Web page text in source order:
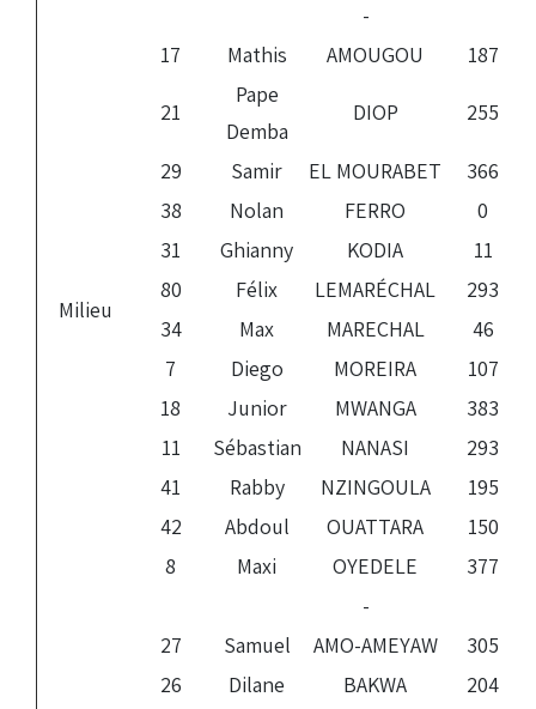
-
Milieu
17 Mathis AMOUGOU 187
21
Pape
Demba
DIOP 255
29 Samir EL MOURABET
366
38
Nolan FERRO
0
31
Ghianny KODIA
11
80
Félix LEMARÉCHAL
293
34
Max MARECHAL
46
7
Diego MOREIRA
107
18
Junior MWANGA
383
11
Sébastian NANASI
293
41
Rabby NZINGOULA
195
42
Abdoul OUATTARA
150
8
Maxi OYEDELE
377
-
27 Samuel AMO-AMEYAW
305
26
Dilane BAKWA
204